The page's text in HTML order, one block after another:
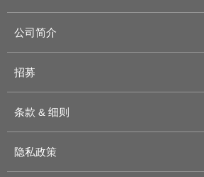
公司简介
招募
条款 & 细则
隐私政策